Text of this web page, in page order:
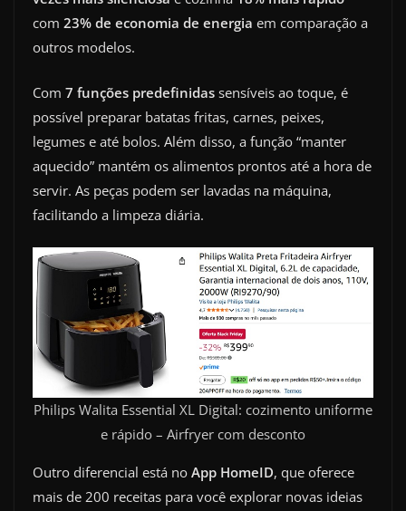
com 23% de economia de energia em comparação a
outros modelos.
Com 7 funções predefinidas sensíveis ao toque, é
possível preparar batatas fritas, carnes, peixes,
legumes e até bolos. Além disso, a função “manter
aquecido” mantém os alimentos prontos até a hora de
servir. As peças podem ser lavadas na máquina,
facilitando a limpeza diária.
Philips Walita Essential XL Digital: cozimento uniforme
e rápido – Airfryer com desconto
Outro diferencial está no App HomeID, que oferece
mais de 200 receitas para você explorar novas ideias